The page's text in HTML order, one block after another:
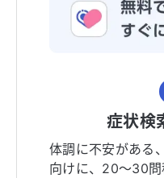
症状検
体調に不安がある
向けに、20〜30